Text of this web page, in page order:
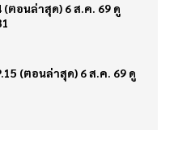
(ตอนล่าสุด) 6 ส.ค. 69 ดู
(ตอนล่าสุด) 6 ส.ค. 69 ดู